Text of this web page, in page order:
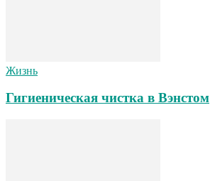
Жизнь
Гигиеническая чистка в Вэнстом